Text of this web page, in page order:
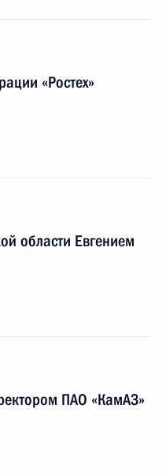
«Ростех»
области Евгением
ПАО «КамАЗ»